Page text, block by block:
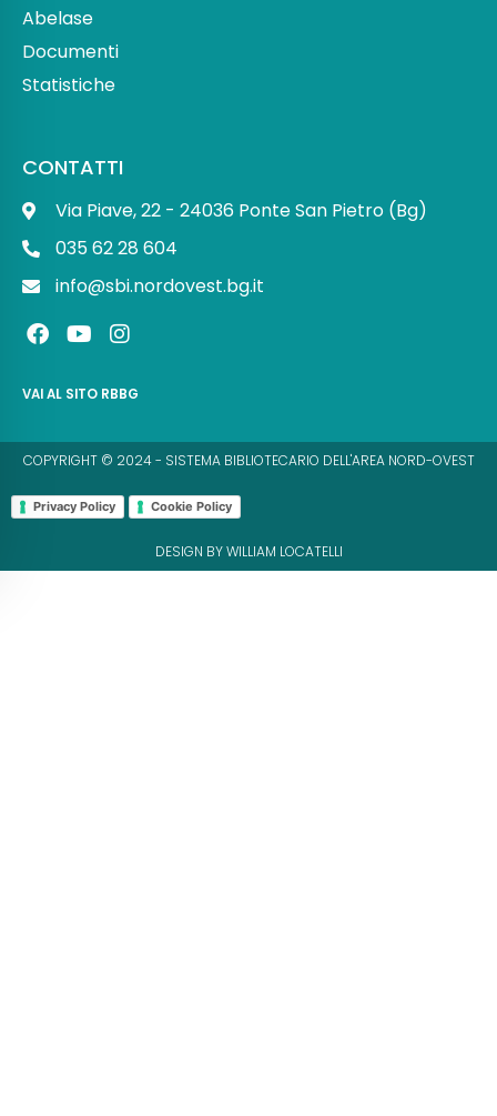
Abelase
Documenti
Statistiche
CONTATTI
Via Piave, 22 - 24036 Ponte San Pietro (Bg)
035 62 28 604
info@sbi.nordovest.bg.it
F
a
e
o
o
Y
o
t
b
e
I
n
t
g
r
m
VAI AL SITO RBBG
COPYRIGHT © 2024 - SISTEMA BIBLIOTECARIO DELL'AREA NORD-OVEST
Privacy Policy Cookie Policy
DESIGN BY WILLIAM LOCATELLI